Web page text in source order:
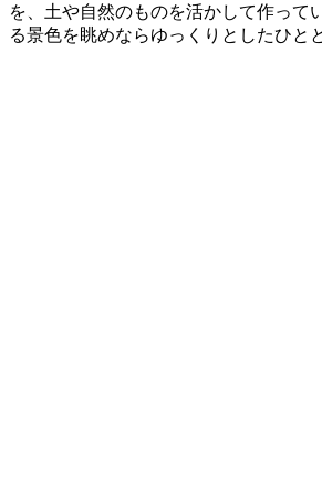
を、土や自然のものを活かして作って
る景色を眺めならゆっくりとしたひと